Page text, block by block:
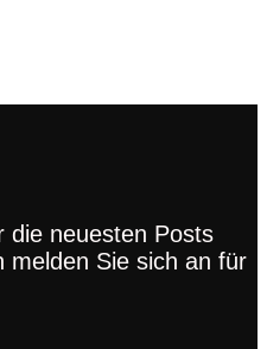
die neuesten Posts
melden Sie sich an für